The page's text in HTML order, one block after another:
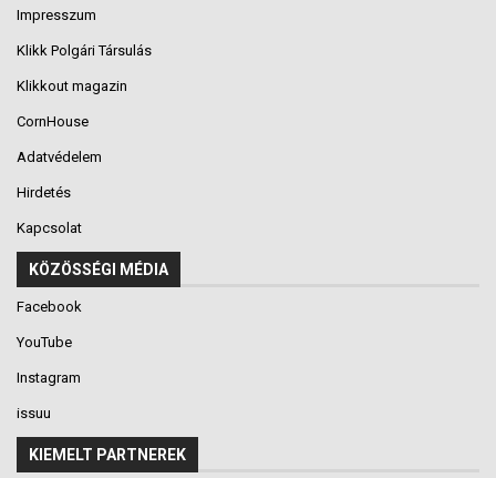
Impresszum
Klikk Polgári Társulás
Klikkout magazin
CornHouse
Adatvédelem
Hirdetés
Kapcsolat
KÖZÖSSÉGI MÉDIA
Facebook
YouTube
Instagram
issuu
KIEMELT PARTNEREK